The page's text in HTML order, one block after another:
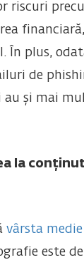
riscuri
În plus,
de
au și mai
la
vârsta medie
este